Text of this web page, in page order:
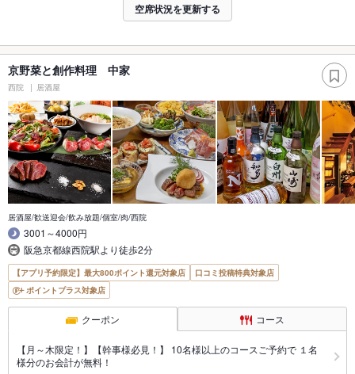
空席状況を更新する
京野菜と創作料理 中家
西院 居酒屋
居酒屋/歓送迎会/飲み放題/個室/肉/西院
3001～4000円
阪急京都線西院駅より徒歩2分
【アプリ予約限定】最大800ポイント還元対象店
口コミ投稿特典対象店
ポイントプラス対象店
クーポン コース
【月～木限定！】【幹事様必見！】 10名様以上のコースご予約で １名
様分のお会計が無料！